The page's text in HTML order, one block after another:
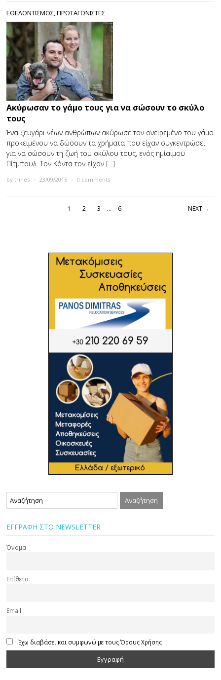
ΕΘΕΛΟΝΤΙΣΜΟΣ,ΠΡΩΤΑΓΩΝΙΣΤΕΣ
Ακύρωσαν το γάμο τους για να σώσουν το σκύλο
τους
Ένα ζευγάρι νέων ανθρώπων ακύρωσε τον ονειρεμένο του γάμο
προκειμένου να δώσουν τα χρήματα που είχαν συγκεντρώσει
για να σώσουν τη ζωή του σκύλου τους, ενός ημίαιμου
Πίτμπουλ. Τον Κόντα τον είχαν […]
bytrihes 23/09/2015 0 comments
1 2 3 … 6 NEXT →
ΕΓΓΡΑΦΗ ΣΤΟ NEWSLETTER
Όνομα
Επίθετο
Email
Έχω διαβάσει και συμφωνώ με τους Όρους Χρήσης